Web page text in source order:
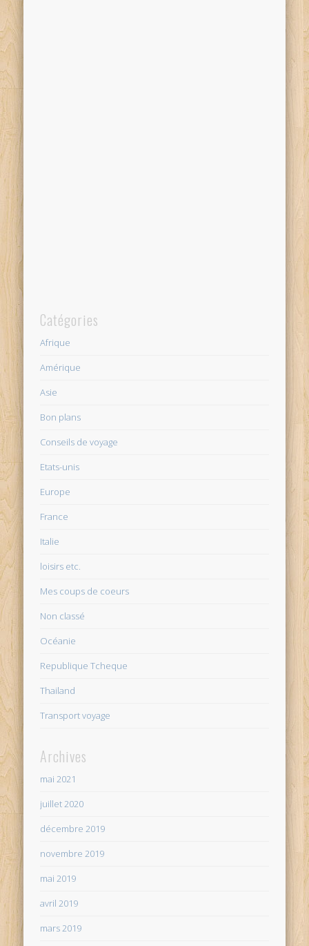
Catégories
Afrique
Amérique
Asie
Bon plans
Conseils de voyage
Etats-unis
Europe
France
Italie
loisirs etc.
Mes coups de coeurs
Non classé
Océanie
Republique Tcheque
Thailand
Transport voyage
Archives
mai 2021
juillet 2020
décembre 2019
novembre 2019
mai 2019
avril 2019
mars 2019